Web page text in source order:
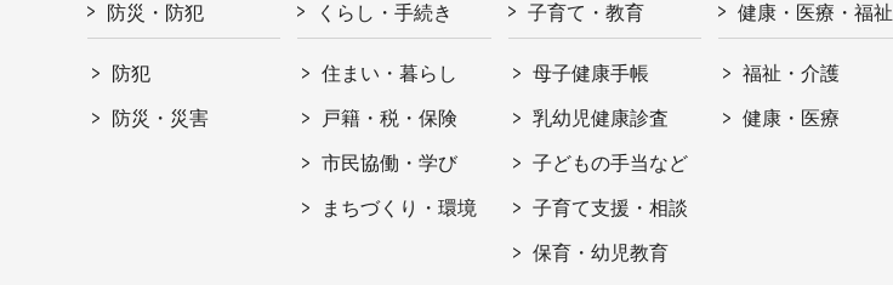
防災・防犯
防犯
防災・災害
くらし・手続き
住まい・暮らし
戸籍・税・保険
市民協働・学び
まちづくり・環境
子育て・教育
母子健康手帳
乳幼児健康診査
子どもの手当など
子育て支援・相談
保育・幼児教育
健康・医療・福祉
福祉・介護
健康・医療